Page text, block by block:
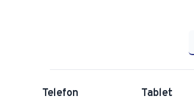
Telefon Tablet